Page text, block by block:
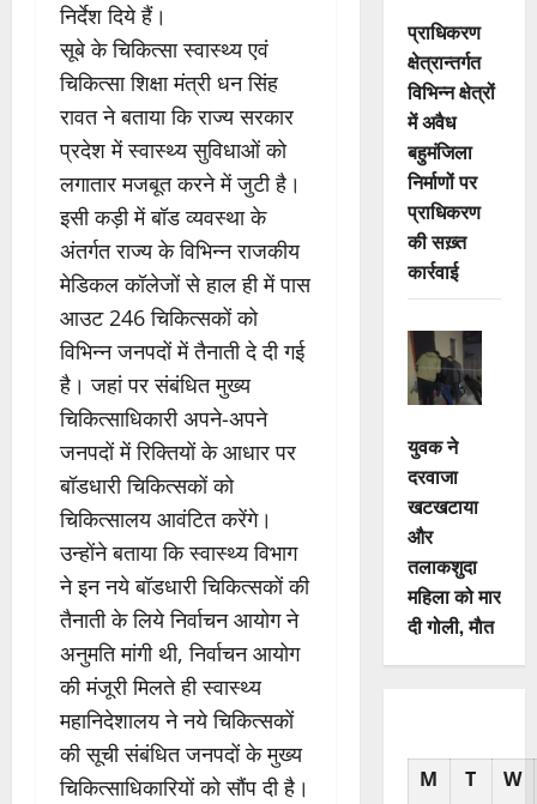
निर्देश दिये हैं।
सूबे के चिकित्सा स्वास्थ्य एवं
चिकित्सा शिक्षा मंत्री धन सिंह
रावत ने बताया कि राज्य सरकार
प्रदेश में स्वास्थ्य सुविधाओं को
लगातार मजबूत करने में जुटी है।
इसी कड़ी में बॉड व्यवस्था के
अंतर्गत राज्य के विभिन्न राजकीय
मेडिकल कॉलेजों से हाल ही में पास
आउट 246 चिकित्सकों को
विभिन्न जनपदों में तैनाती दे दी गई
है। जहां पर संबंधित मुख्य
चिकित्साधिकारी अपने-अपने
जनपदों में रिक्तियों के आधार पर
बॉडधारी चिकित्सकों को
चिकित्सालय आवंटित करेंगे।
उन्होंने बताया कि स्वास्थ्य विभाग
ने इन नये बॉडधारी चिकित्सकों की
तैनाती के लिये निर्वाचन आयोग ने
अनुमति मांगी थी, निर्वाचन आयोग
की मंजूरी मिलते ही स्वास्थ्य
महानिदेशालय ने नये चिकित्सकों
की सूची संबंधित जनपदों के मुख्य
चिकित्साधिकारियों को सौंप दी है।
प्राधिकरण
क्षेत्रान्तर्गत
विभिन्न क्षेत्रों
में अवैध
बहुमंजिला
निर्माणों पर
प्राधिकरण
की सख़्त
कार्रवाई
युवक ने
दरवाजा
खटखटाया
और
तलाकशुदा
महिला को मार
दी गोली, माैत
M T W